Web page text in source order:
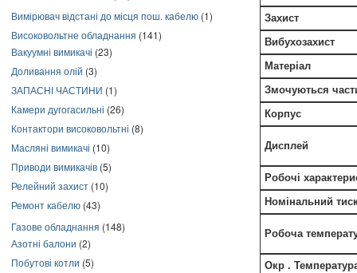
Вимірювач відстані до місця пош. кабелю (1)
Високовольтне обладнання (141)
Вакуумні вимикачі (23)
Доливання олій (3)
ЗАПАСНІ ЧАСТИНИ (1)
Камери дугогасильні (26)
Контактори високовольтні (8)
Масляні вимикачі (10)
Приводи вимикачів (5)
Релейний захист (10)
Ремонт кабелю (43)
Газове обладнання (148)
Азотні балони (2)
Побутові котли (5)
Захист
Вибухозахист
Матеріал
Змочуються
Корпус
Дисплей
Робочі
Номінальний
Робоча
Окр .